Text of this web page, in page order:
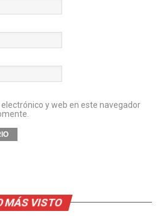
y web en este navegador
MÁS VISTO